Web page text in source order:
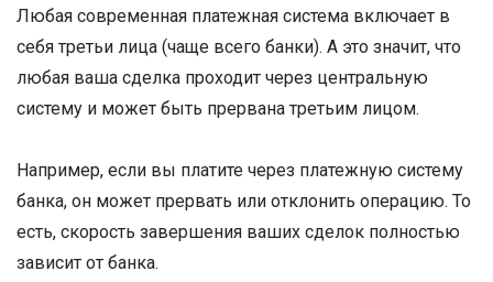
Любая современная платежная система включает в
себя третьи лица (чаще всего банки). А это значит, что
любая ваша сделка проходит через центральную
систему и может быть прервана третьим лицом.
Например, если вы платите через платежную систему
банка, он может прервать или отклонить операцию. То
есть, скорость завершения ваших сделок полностью
зависит от банка.